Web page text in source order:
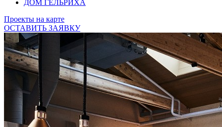
ДОМ ГЕЛЬРИХА
Проекты на карте
ОСТАВИТЬ ЗАЯВКУ